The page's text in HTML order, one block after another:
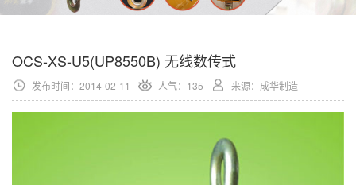
OCS-XS-U5(UP8550B) 无线数传式
发布时间：2014-02-11 人气：135 来源：成华制造